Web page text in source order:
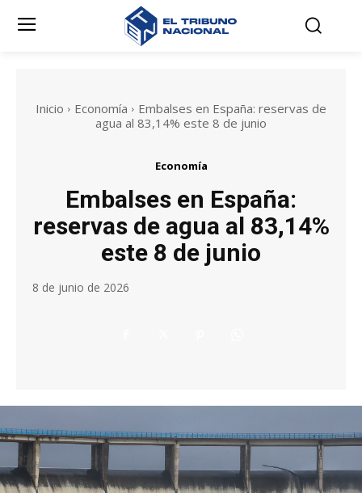
Inicio Economía
Embalses en España: reservas de
agua al 83,14% este 8 de junio
Economía
Embalses en España:
reservas de agua al 83,14%
este 8 de junio
8 de junio de 2026